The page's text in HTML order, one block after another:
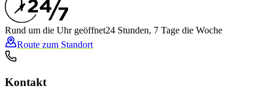
Rund um die Uhr geöffnet24 Stunden, 7 Tage die Woche
Route zum Standort
Kontakt